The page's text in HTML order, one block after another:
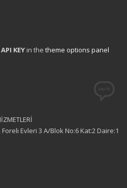
KEY in the theme options panel
Evleri 3 A/Blok No:6 Kat:2 Daire:1